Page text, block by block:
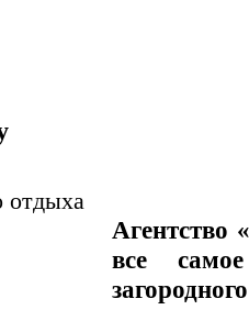
отдыха
все